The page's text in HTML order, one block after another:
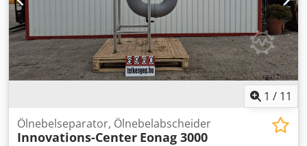
1 / 11
Ölnebelseparator, Ölnebelabscheider
Innovations-Center Eonag 3000